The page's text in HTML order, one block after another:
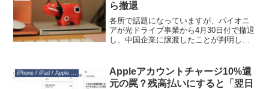
ら撤退
各所で話題になっていますが、パイオニ
アが光ドライブ事業から4月30日付で撤退
し、中国企業に譲渡したことが判明しま
Read 技術による CD 読み取り性能...
Appleアカウントチャージ10%還
元の罠？残高払いにすると「翌日